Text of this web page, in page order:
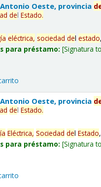
Oeste, provincia
delEstado.
eléctrica, sociedad delestado
para préstamo: Signatura
Oeste, provincia
delEstado.
Eléctrica, Sociedad delEstado
para préstamo: Signatura